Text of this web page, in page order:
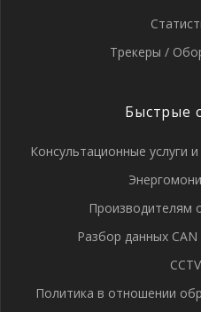
Трекеры /
Быстрые
Консультационные услуги
Производителям
Разбор данных
CCTV
Политика в отношении